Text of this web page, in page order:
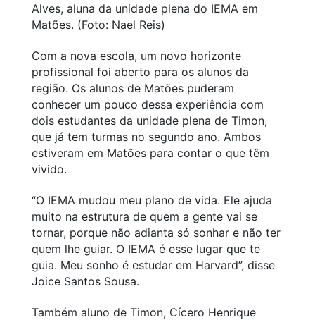
Alves, aluna da unidade plena do IEMA em
Matões. (Foto: Nael Reis)
Com a nova escola, um novo horizonte
profissional foi aberto para os alunos da
região. Os alunos de Matões puderam
conhecer um pouco dessa experiência com
dois estudantes da unidade plena de Timon,
que já tem turmas no segundo ano. Ambos
estiveram em Matões para contar o que têm
vivido.
“O IEMA mudou meu plano de vida. Ele ajuda
muito na estrutura de quem a gente vai se
tornar, porque não adianta só sonhar e não ter
quem lhe guiar. O IEMA é esse lugar que te
guia. Meu sonho é estudar em Harvard”, disse
Joice Santos Sousa.
Também aluno de Timon, Cícero Henrique